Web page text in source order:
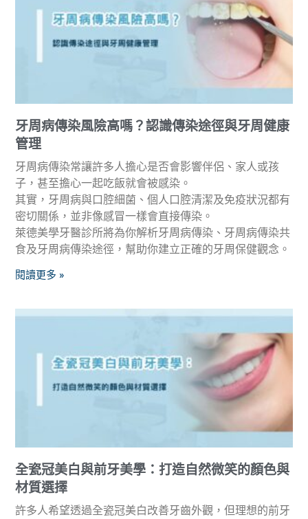
牙周病傳染風險高嗎？認識傳染途徑與牙周健康
管理
牙周病傳染常讓許多人擔心是否會影響伴侶、家人或孩
子，甚至擔心一起吃飯就會被感染。
其實，牙周病與口腔細菌、個人口腔清潔及免疫狀況都有
密切關係，並非像感冒一樣會直接傳染。
萊德美學牙醫診所將為你解析牙周病傳染、牙周病傳染共
食及牙周病傳染途徑，幫助你建立正確的牙周保健觀念。
閱讀更多 »
全瓷冠美白與前牙美學：打造自然微笑的顏色與
材質選擇
許多人希望透過全瓷冠美白改善牙齒外觀，但理想的前牙